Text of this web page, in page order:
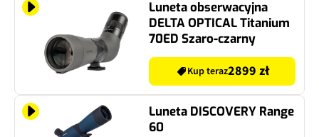
Luneta obserwacyjna
DELTA OPTICAL Titanium
70ED Szaro-czarny
Kup teraz2899 zł
Luneta DISCOVERY Range
60